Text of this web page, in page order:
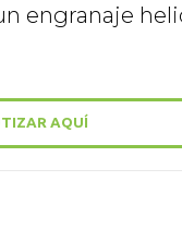
engranaje
AQUÍ